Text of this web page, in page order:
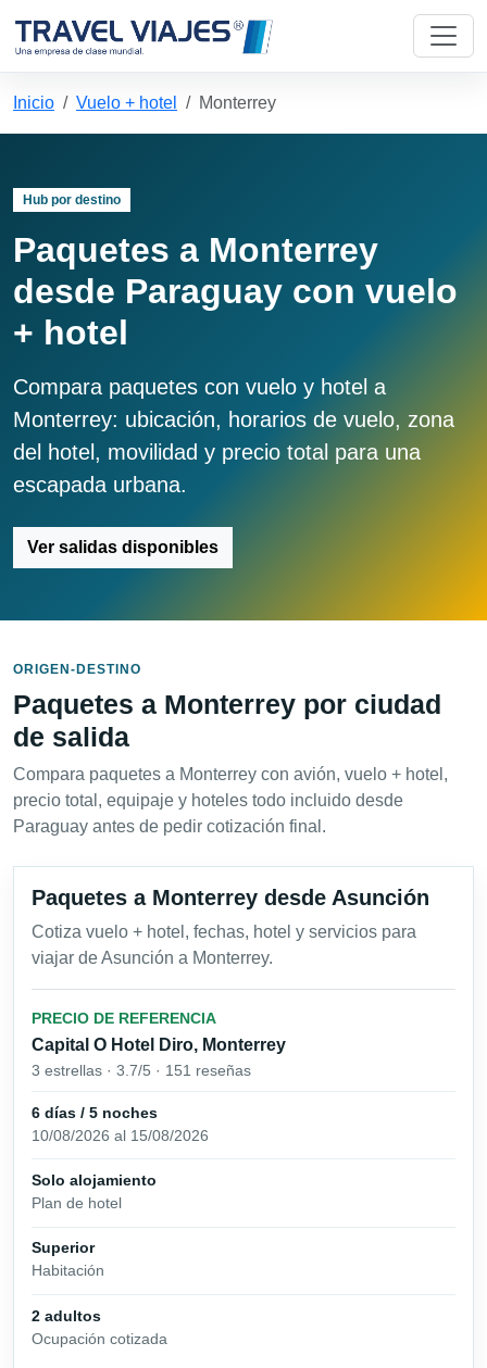
Inicio Vuelo + hotel Monterrey
Hub por destino
Paquetes a Monterrey
desde Paraguay con vuelo
+ hotel
Compara paquetes con vuelo y hotel a
Monterrey: ubicación, horarios de vuelo, zona
del hotel, movilidad y precio total para una
escapada urbana.
Ver salidas disponibles
ORIGEN-DESTINO
Paquetes a Monterrey por ciudad
de salida
Compara paquetes a Monterrey con avión, vuelo + hotel,
precio total, equipaje y hoteles todo incluido desde
Paraguay antes de pedir cotización final.
Paquetes a Monterrey desde Asunción
Cotiza vuelo + hotel, fechas, hotel y servicios para
viajar de Asunción a Monterrey.
PRECIO DE REFERENCIA
Capital O Hotel Diro, Monterrey
3 estrellas · 3.7/5 · 151 reseñas
6 días / 5 noches
10/08/2026 al 15/08/2026
Solo alojamiento
Plan de hotel
Superior
Habitación
2 adultos
Ocupación cotizada